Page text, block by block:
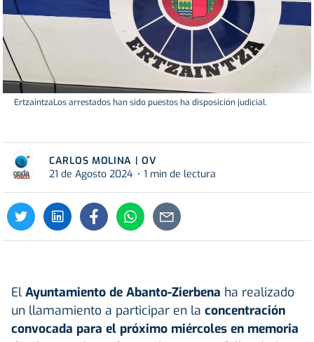
ErtzaintzaLos arrestados han sido puestos ha disposición judicial.
CARLOS MOLINA | OV
21 de Agosto 2024
1 min de lectura
El Ayuntamiento de Abanto-Zierbena ha realizado
un llamamiento a participar en la concentración
convocada para el próximo miércoles en memoria